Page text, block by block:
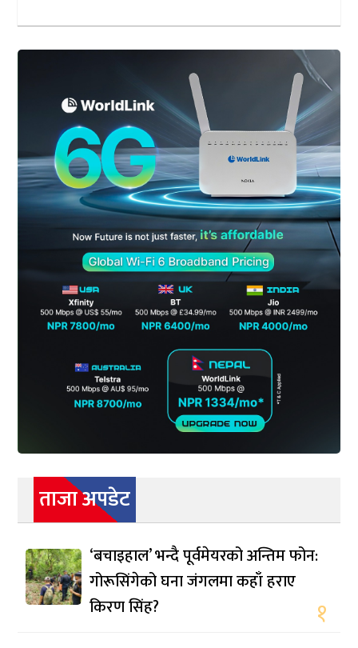
ताजा अपडेट
‘बचाइहाल’ भन्दै पूर्वमेयरको अन्तिम फोन:
गोरूसिंगेको घना जंगलमा कहाँ हराए
किरण सिंह?
१